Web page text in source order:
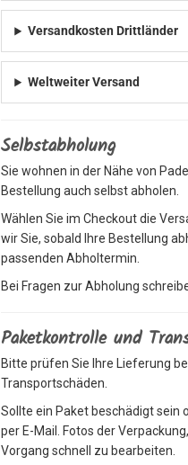
Versandkosten Drittländer
Weltweiter Versand
Selbstabholung
Sie wohnen in der Nähe von
Bestellung auch selbst abholen.
Wählen Sie im Checkout die
wir Sie, sobald Ihre Bestellung
passenden Abholtermin.
Bei Fragen zur Abholung
Paketkontrolle und
Bitte prüfen Sie Ihre Lieferung
Transportschäden.
Sollte ein Paket beschädigt sein
per E-Mail. Fotos der
Vorgang schnell zu bearbeiten.